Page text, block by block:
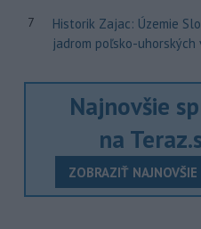
7
Historik Zajac: Územie
jadrom poľsko-uhorských
Najnovšie
na
ZOBRAZIŤ NAJNOVŠIE